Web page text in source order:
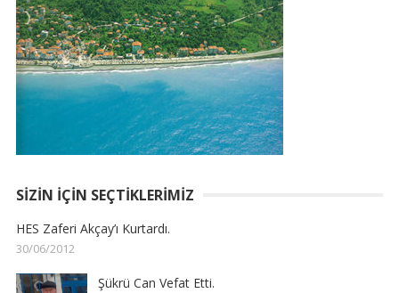
SIZIN İÇIN SEÇTIKLERIMIZ
HES Zaferi Akçay’ı Kurtardı.
30/06/2012
Şükrü Can Vefat Etti.